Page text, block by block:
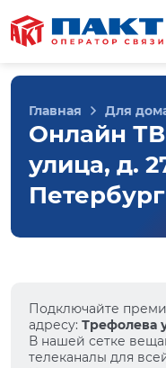
Главная Для
Онлайн
улица, д.
Петербург
Подключайте
адресу: Трефолева
В нашей сетке
телеканалы для